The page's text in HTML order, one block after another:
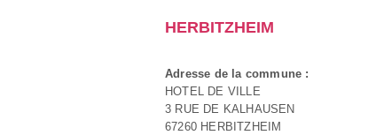
HERBITZHEIM
Adresse de la commune :
HOTEL DE VILLE
3 RUE DE KALHAUSEN
67260 HERBITZHEIM